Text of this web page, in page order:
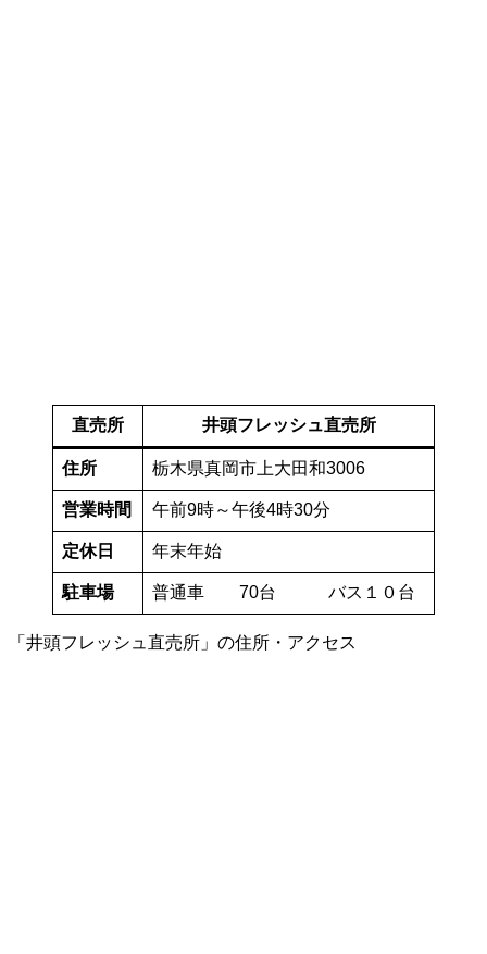
直売所 井頭フレッシュ直売所
住所 栃木県真岡市上大田和3006
営業時間 午前9時～午後4時30分
定休日 年末年始
駐車場 普通車 70台 バス１０台
「井頭フレッシュ直売所」の住所・アクセス